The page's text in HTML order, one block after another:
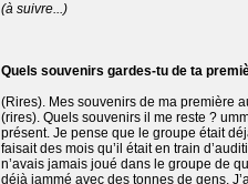
(à suivre...)
Quels souvenirs gardes-tu de ta
(Rires). Mes souvenirs de ma première
(rires). Quels souvenirs il me reste ?
présent. Je pense que le groupe était
faisait des mois qu’il était en train
n’avais jamais joué dans le groupe de
déjà jammé avec des tonnes de gens.